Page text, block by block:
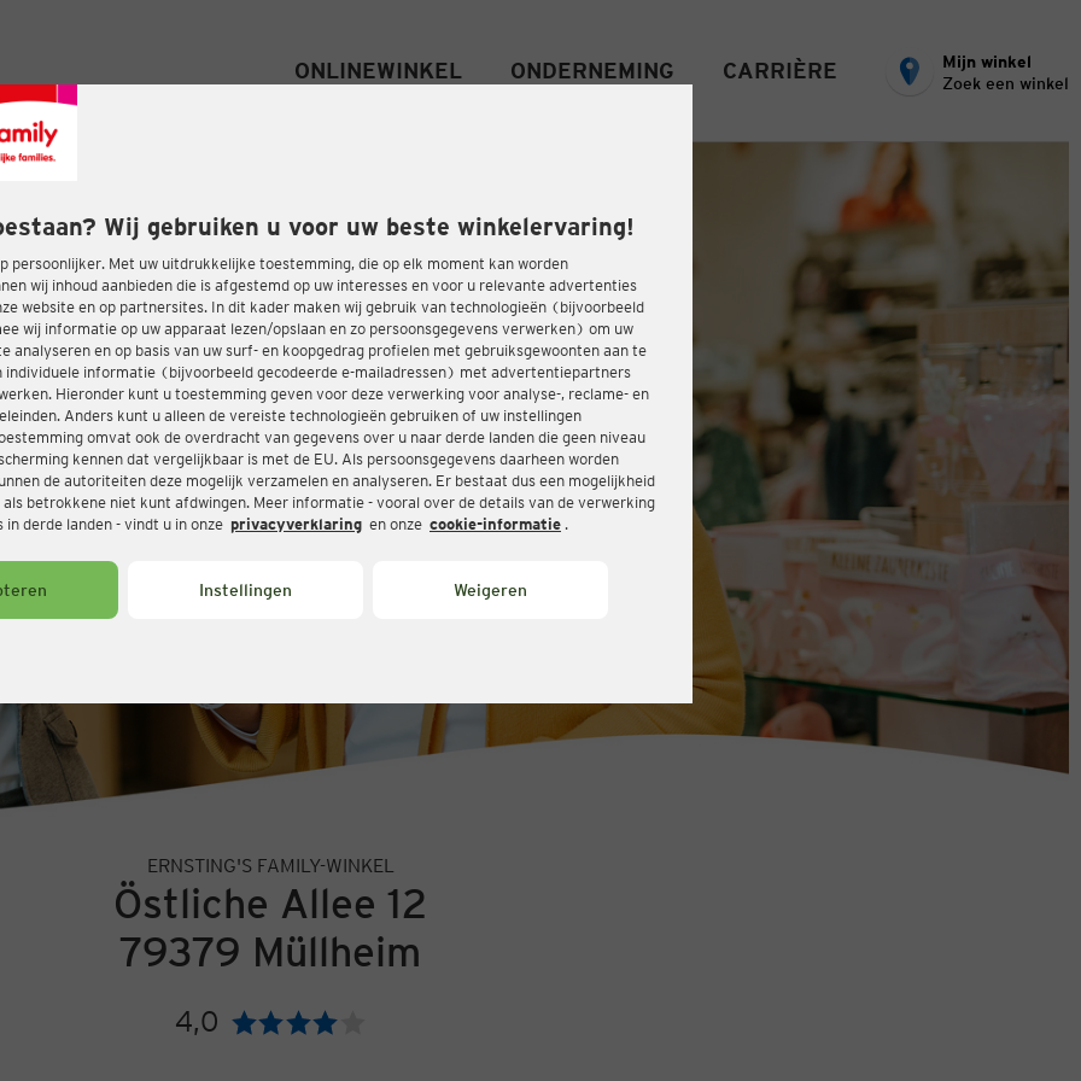
Wij gebruiken u voor uw beste winkelervaring!
persoonlijker. Met uw uitdrukkelijke toestemming, die op elk moment kan worden
wij inhoud aanbieden die is afgestemd op uw interesses en voor u relevante advertenties
website en op partnersites. In dit kader maken wij gebruik van technologieën (bijvoorbeeld
wij informatie op uw apparaat lezen/opslaan en zo persoonsgegevens verwerken) om uw
analyseren en op basis van uw surf- en koopgedrag profielen met gebruiksgewoonten aan te
individuele informatie (bijvoorbeeld gecodeerde e-mailadressen) met advertentiepartners
Hieronder kunt u toestemming geven voor deze verwerking voor analyse-, reclame- en
Anders kunt u alleen de vereiste technologieën gebruiken of uw instellingen
omvat ook de overdracht van gegevens over u naar derde landen die geen niveau
kennen dat vergelijkbaar is met de EU. Als persoonsgegevens daarheen worden
de autoriteiten deze mogelijk verzamelen en analyseren. Er bestaat dus een mogelijkheid
betrokkene niet kunt afdwingen. Meer informatie - vooral over de details van de verwerking
in derde landen - vindt u in onze privacyverklaring en onze cookie-informatie .
Instellingen Weigeren
ONLINEWINKEL ONDERNEMING CARRIÈRE
Mijn winkel
Zoek een winkel
ERNSTING'S FAMILY-WINKEL
Östliche Allee 12
79379 Müllheim
4,0 Beoordeling: